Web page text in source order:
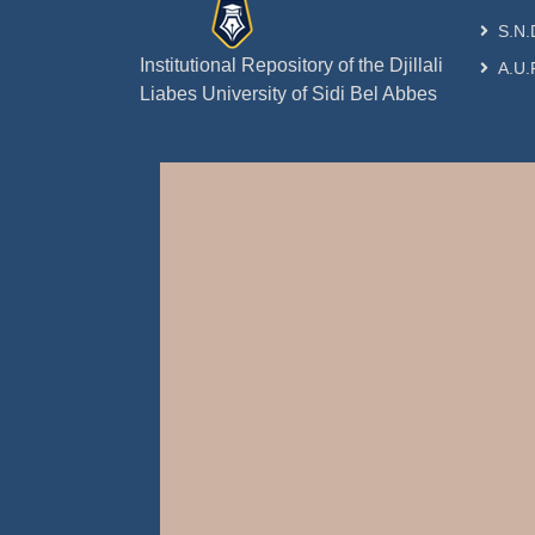
Institutional Repository of the Djillali
Liabes University of Sidi Bel Abbes